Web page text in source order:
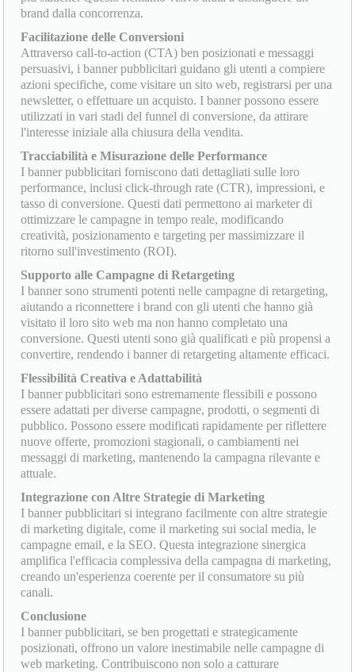
brand dalla concorrenza.
Facilitazione delle Conversioni
Attraverso call-to-action (CTA) ben posizionati e messaggi
persuasivi, i banner pubblicitari guidano gli utenti a compiere
azioni specifiche, come visitare un sito web, registrarsi per una
newsletter, o effettuare un acquisto. I banner possono essere
utilizzati in vari stadi del funnel di conversione, da attirare
l'interesse iniziale alla chiusura della vendita.
Tracciabilità e Misurazione delle Performance
I banner pubblicitari forniscono dati dettagliati sulle loro
performance, inclusi click-through rate (CTR), impressioni, e
tasso di conversione. Questi dati permettono ai marketer di
ottimizzare le campagne in tempo reale, modificando
creatività, posizionamento e targeting per massimizzare il
ritorno sull'investimento (ROI).
Supporto alle Campagne di Retargeting
I banner sono strumenti potenti nelle campagne di retargeting,
aiutando a riconnettere i brand con gli utenti che hanno già
visitato il loro sito web ma non hanno completato una
conversione. Questi utenti sono già qualificati e più propensi a
convertire, rendendo i banner di retargeting altamente efficaci.
Flessibilità Creativa e Adattabilità
I banner pubblicitari sono estremamente flessibili e possono
essere adattati per diverse campagne, prodotti, o segmenti di
pubblico. Possono essere modificati rapidamente per riflettere
nuove offerte, promozioni stagionali, o cambiamenti nei
messaggi di marketing, mantenendo la campagna rilevante e
attuale.
Integrazione con Altre Strategie di Marketing
I banner pubblicitari si integrano facilmente con altre strategie
di marketing digitale, come il marketing sui social media, le
campagne email, e la SEO. Questa integrazione sinergica
amplifica l'efficacia complessiva della campagna di marketing,
creando un'esperienza coerente per il consumatore su più
canali.
Conclusione
I banner pubblicitari, se ben progettati e strategicamente
posizionati, offrono un valore inestimabile nelle campagne di
web marketing. Contribuiscono non solo a catturare